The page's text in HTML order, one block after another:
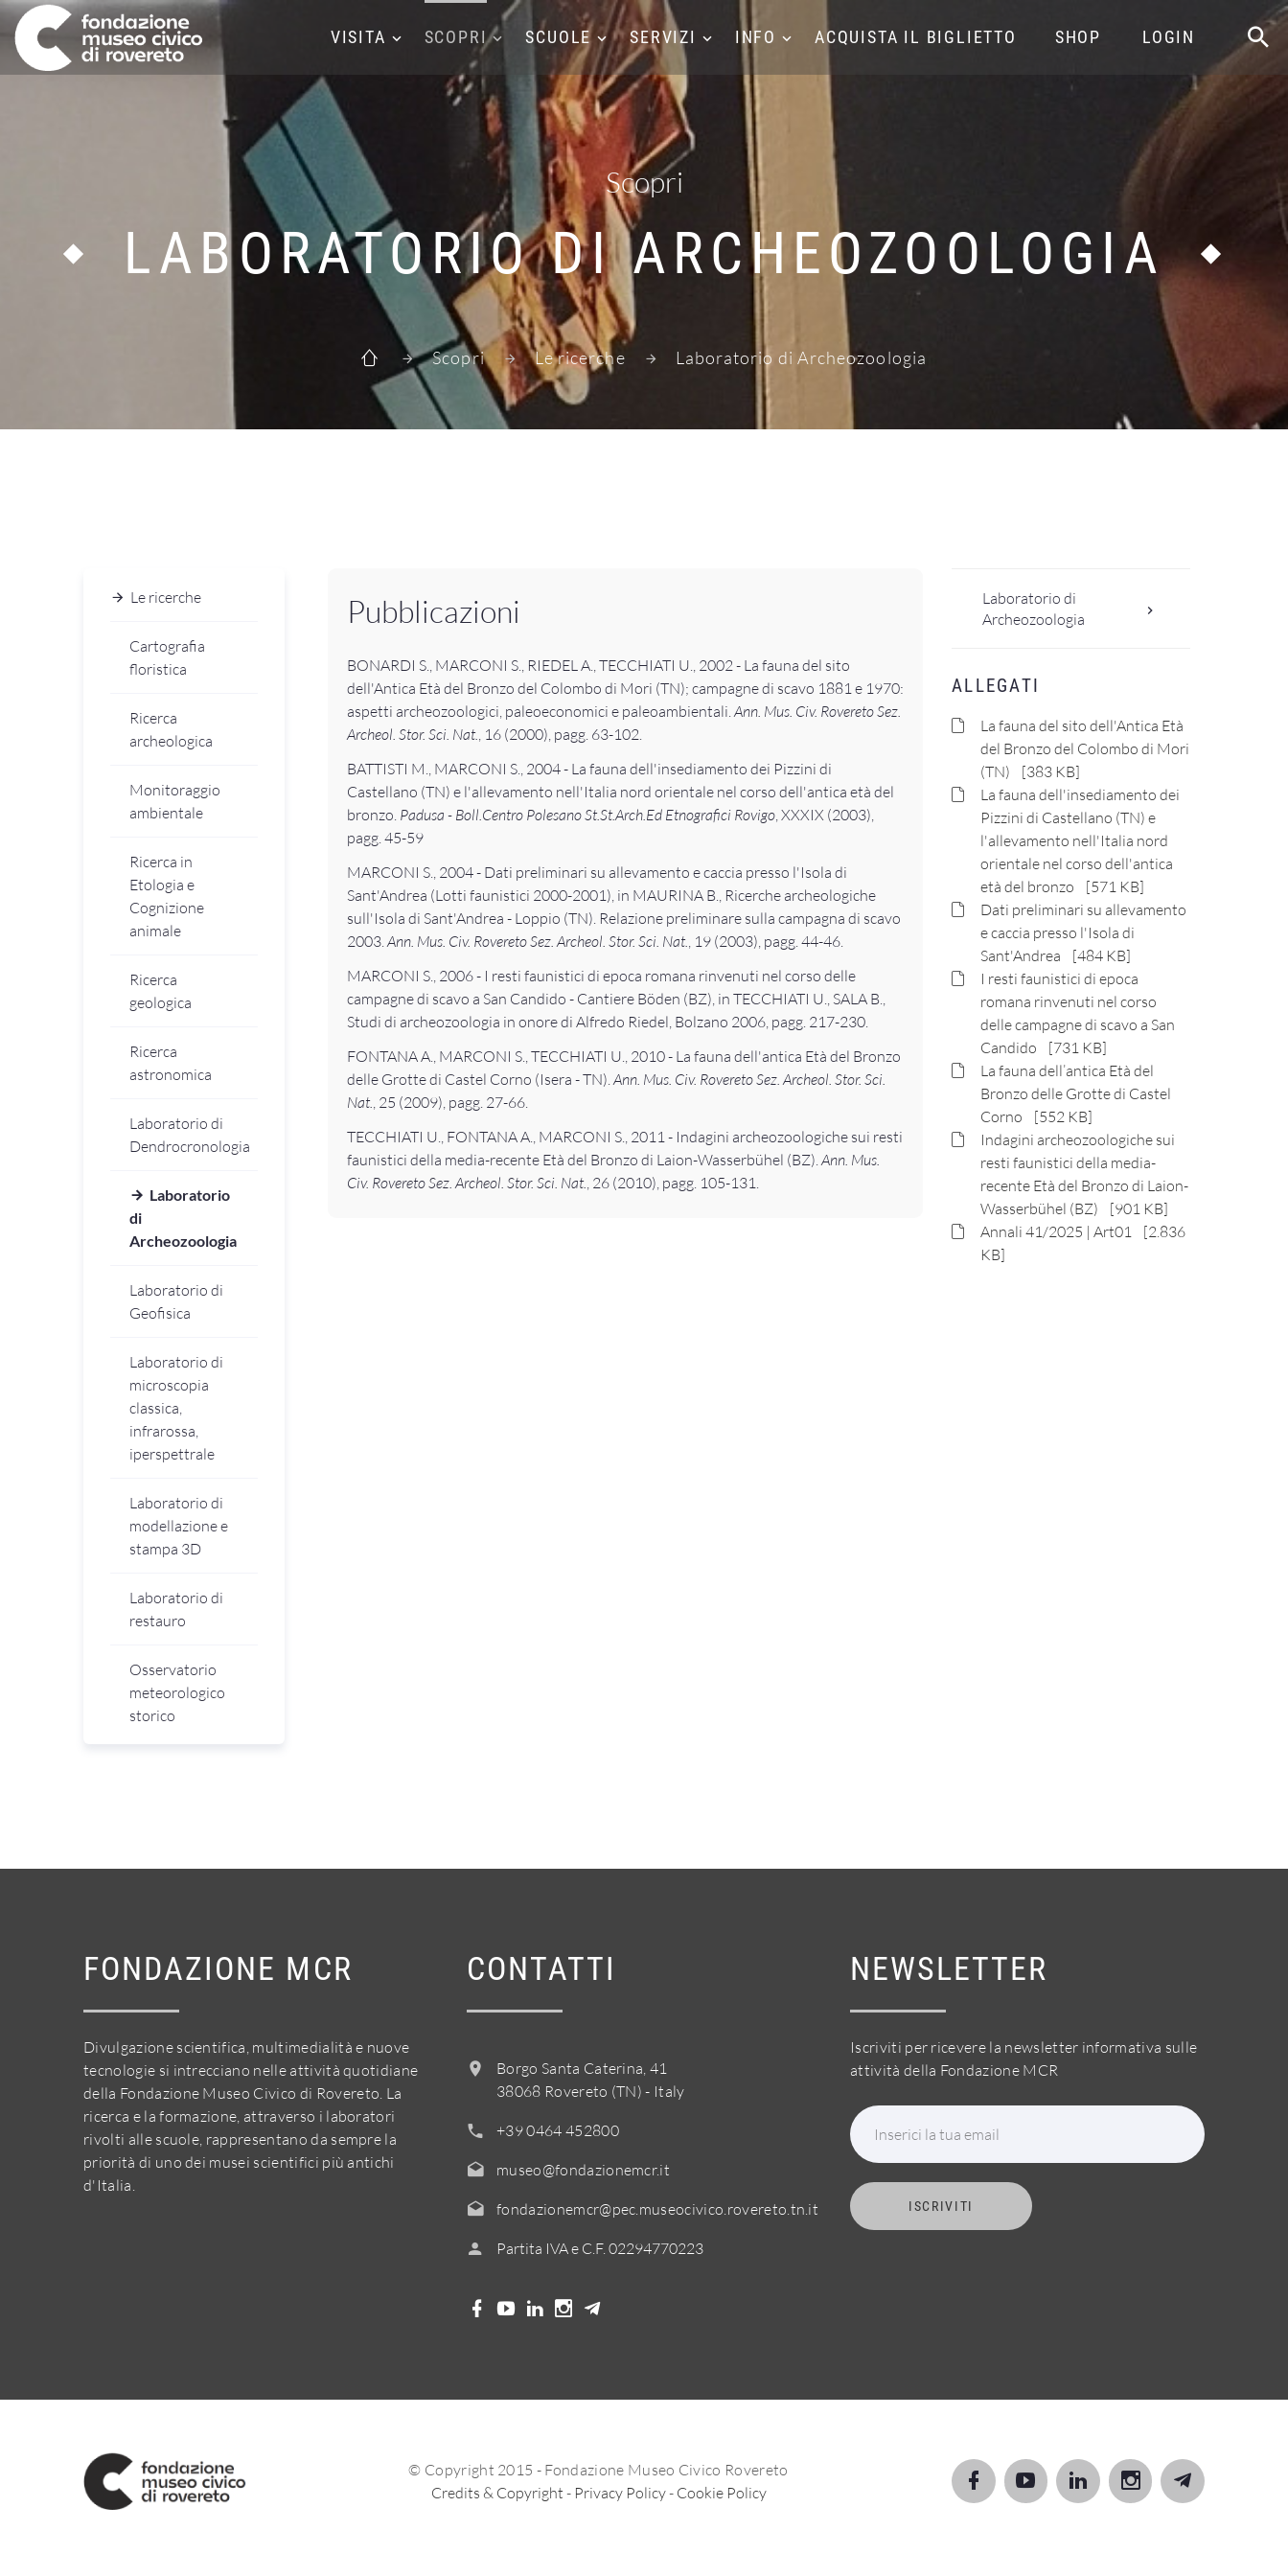
VISITA SCOPRI SCUOLE SERVIZI INFO ACQUISTA IL BIGLIETTO SHOP LOGIN
Scopri
LABORATORIO DI ARCHEOZOOLOGIA
Scopri Le ricerche Laboratorio di Archeozoologia
Le ricerche
Cartografia
floristica
Ricerca
archeologica
Monitoraggio
ambientale
Ricerca in
Etologia e
Cognizione
animale
Ricerca
geologica
Ricerca
astronomica
Laboratorio di
Dendrocronologia
Laboratorio
di
Archeozoologia
Laboratorio di
Geofisica
Laboratorio di
microscopia
classica,
infrarossa,
iperspettrale
Laboratorio di
modellazione e
stampa 3D
Laboratorio di
restauro
Osservatorio
meteorologico
storico
Pubblicazioni
BONARDI S., MARCONI S., RIEDEL A., TECCHIATI U., 2002 - La fauna del sito
dell'Antica Età del Bronzo del Colombo di Mori (TN); campagne di scavo 1881 e 1970:
aspetti archeozoologici, paleoeconomici e paleoambientali.Ann. Mus. Civ. Rovereto Sez.
Archeol. Stor. Sci. Nat., 16 (2000), pagg. 63-102.
BATTISTI M., MARCONI S., 2004 - La fauna dell'insediamento dei Pizzini di
Castellano (TN) e l'allevamento nell'Italia nord orientale nel corso dell'antica età del
bronzo. Padusa - Boll.Centro Polesano St.St.Arch.Ed Etnografici Rovigo, XXXIX (2003),
pagg. 45-59
MARCONI S., 2004 - Dati preliminari su allevamento e caccia presso l'Isola di
Sant'Andrea (Lotti faunistici 2000-2001), in MAURINA B., Ricerche archeologiche
sull'Isola di Sant'Andrea - Loppio (TN). Relazione preliminare sulla campagna di scavo
2003.Ann. Mus. Civ. Rovereto Sez. Archeol. Stor. Sci. Nat., 19 (2003), pagg. 44-46.
MARCONI S., 2006 - I resti faunistici di epoca romana rinvenuti nel corso delle
campagne di scavo a San Candido - Cantiere Böden (BZ), in TECCHIATI U., SALA B.,
Studi di archeozoologia in onore di Alfredo Riedel, Bolzano 2006, pagg. 217-230.
FONTANA A., MARCONI S., TECCHIATI U., 2010 - La fauna dell'antica Età del Bronzo
delle Grotte di Castel Corno (Isera - TN).Ann. Mus. Civ. Rovereto Sez. Archeol. Stor. Sci.
Nat., 25 (2009), pagg. 27-66.
TECCHIATI U., FONTANA A., MARCONI S., 2011 - Indagini archeozoologiche sui resti
faunistici della media-recente Età del Bronzo di Laion-Wasserbühel (BZ).Ann. Mus.
Civ. Rovereto Sez. Archeol. Stor. Sci. Nat., 26 (2010), pagg. 105-131.
Laboratorio di
Archeozoologia
ALLEGATI
La fauna del sito dell'Antica Età
del Bronzo del Colombo di Mori
(TN) [383 KB]
La fauna dell'insediamento dei
Pizzini di Castellano (TN) e
l'allevamento nell'Italia nord
orientale nel corso dell'antica
età del bronzo [571 KB]
Dati preliminari su allevamento
e caccia presso l'Isola di
Sant'Andrea [484 KB]
I resti faunistici di epoca
romana rinvenuti nel corso
delle campagne di scavo a San
Candido [731 KB]
La fauna dell’antica Età del
Bronzo delle Grotte di Castel
Corno [552 KB]
Indagini archeozoologiche sui
resti faunistici della media-
recente Età del Bronzo di Laion-
Wasserbühel (BZ) [901 KB]
Annali 41/2025 | Art01 [2.836
KB]
FONDAZIONE MCR
Divulgazione scientifica, multimedialità e nuove
tecnologie si intrecciano nelle attività quotidiane
della Fondazione Museo Civico di Rovereto. La
ricerca e la formazione, attraverso i laboratori
rivolti alle scuole, rappresentano da sempre la
priorità di uno dei musei scientifici più antichi
d'Italia.
CONTATTI
Borgo Santa Caterina, 41
38068 Rovereto (TN) - Italy
+39 0464 452800
museo@fondazionemcr.it
fondazionemcr@pec.museocivico.rovereto.tn.it
Partita IVA e C.F. 02294770223
NEWSLETTER
Iscriviti per ricevere la newsletter informativa sulle
attività della Fondazione MCR
Inserici la tua email
ISCRIVITI
© Copyright 2015 - Fondazione Museo Civico Rovereto
Credits & Copyright - Privacy Policy- Cookie Policy